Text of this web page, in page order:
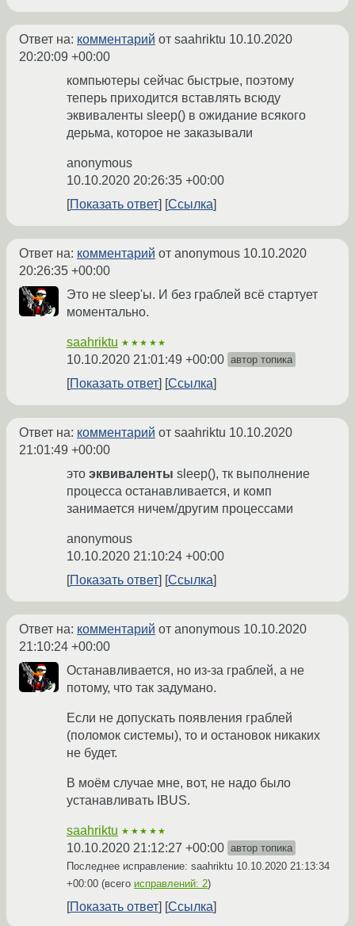
Ответ на: комментарий от saahriktu 10.10.2020
20:20:09 +00:00
компьютеры сейчас быстрые, поэтому
теперь приходится вставлять всюду
эквиваленты sleep() в ожидание всякого
дерьма, которое не заказывали
anonymous
10.10.2020 20:26:35 +00:00
Показать ответ
Ссылка
Ответ на: комментарий от anonymous 10.10.2020
20:26:35 +00:00
Это не sleep'ы. И без граблей всё стартует
моментально.
saahriktu ★★★★★
10.10.2020 21:01:49 +00:00 автор топика
Показать ответ Ссылка
Ответ на: комментарий от saahriktu 10.10.2020
21:01:49 +00:00
это эквиваленты sleep(), тк выполнение
процесса останавливается, и комп
занимается ничем/другим процессами
anonymous
10.10.2020 21:10:24 +00:00
Показать ответ
Ссылка
Ответ на: комментарий от anonymous 10.10.2020
21:10:24 +00:00
Останавливается, но из-за граблей, а не
потому, что так задумано.
Если не допускать появления граблей
(поломок системы), то и остановок никаких
не будет.
В моём случае мне, вот, не надо было
устанавливать IBUS.
saahriktu ★★★★★
10.10.2020 21:12:27 +00:00 автор топика
Последнее исправление: saahriktu 10.10.2020 21:13:34
+00:00 (всего исправлений: 2)
Показать ответ Ссылка